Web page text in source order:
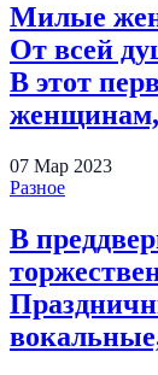
Милые
От всей
В этот
07 Мар 2023
Разное
В